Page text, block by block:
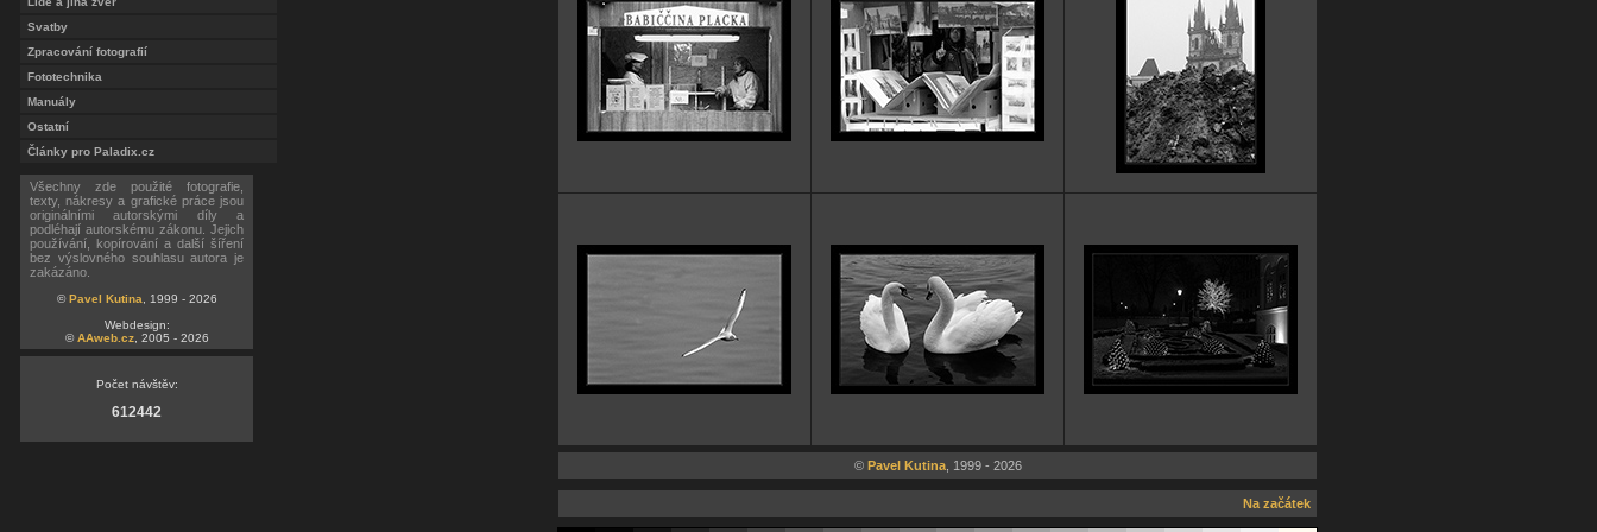
Svatby
Zpracování fotografií
Fototechnika
Manuály
Ostatní
Články pro Paladix.cz
Všechny zde použité fotografie,
texty, nákresy a grafické práce jsou
originálními autorskými díly a
podléhají autorskému zákonu. Jejich
používání, kopírování a další šíření
bez výslovného souhlasu autora je
zakázáno.
©Pavel Kutina , 1999 - 2026
Webdesign:
©AAweb.cz, 2005 - 2026
Počet návštěv:
612442
© Pavel Kutina, 1999 - 2026
Na začátek